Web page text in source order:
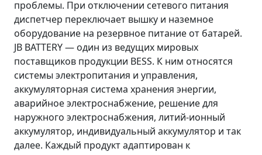
проблемы. При отключении сетевого питания
диспетчер переключает вышку и наземное
оборудование на резервное питание от батарей.
JB BATTERY — один из ведущих мировых
поставщиков продукции BESS. К ним относятся
системы электропитания и управления,
аккумуляторная система хранения энергии,
аварийное электроснабжение, решение для
наружного электроснабжения, литий-ионный
аккумулятор, индивидуальный аккумулятор и так
далее. Каждый продукт адаптирован к